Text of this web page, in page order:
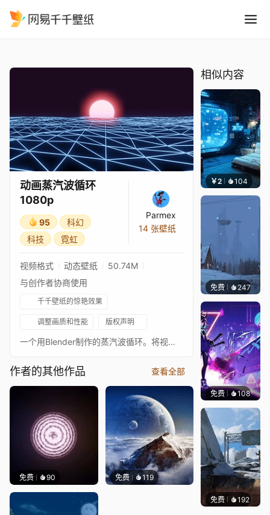
动画蒸汽波循环
1080p
95
科幻
科技
霓虹
Parmex
14 张壁纸
视频格式 动态壁纸
50.74M
与创作者协商使用
千千壁纸的惊艳效果
调整画质和性能 版权声明
一个用Blender制作的蒸汽波循环。将视频循环设置为“同步时钟”以获得更好的循环，路径为：设置->常规->高级选项
作者的其他作品 查看全部
免费 90 免费 119
相似内容
￥2 104 小皮
免费 247
免费 108Asuki
免费 192